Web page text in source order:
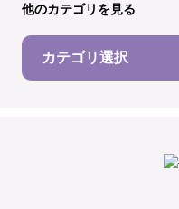
他のカテゴリを見る
カテゴリ選択